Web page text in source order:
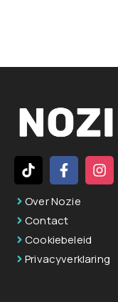
e
n
a
i
v
e
:
Over Nozie
Contact
Cookiebeleid
Privacyverklaring